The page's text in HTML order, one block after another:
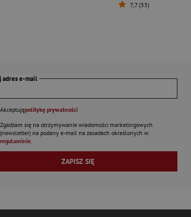
7,7 (33)
adres e-mail
Akceptujępolitykę prywatności
Zgadzam się na otrzymywanie wiadomości marketingowych
(newsletter) na podanye-mail na zasadach określonych w
regulaminie.
ZAPISZ SIĘ